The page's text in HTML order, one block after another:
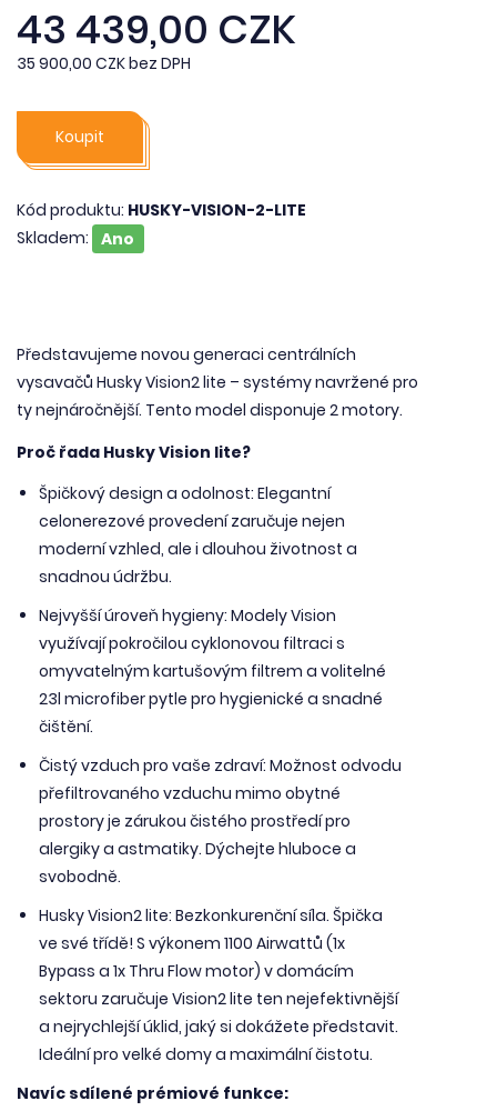
43 439,00 CZK
35 900,00 CZK bez DPH
Koupit
Kód produktu: HUSKY-VISION-2-LITE
Skladem:
Ano
Představujeme novou generaci centrálních
vysavačů Husky Vision2 lite – systémy navržené pro
ty nejnáročnější. Tento model disponuje 2 motory.
Proč řada Husky Vision lite?
Špičkový design a odolnost: Elegantní
celonerezové provedení zaručuje nejen
moderní vzhled, ale i dlouhou životnost a
snadnou údržbu.
Nejvyšší úroveň hygieny: Modely Vision
využívají pokročilou cyklonovou filtraci s
omyvatelným kartušovým filtrem a volitelné
23l microfiber pytle pro hygienické a snadné
čištění.
Čistý vzduch pro vaše zdraví: Možnost odvodu
přefiltrovaného vzduchu mimo obytné
prostory je zárukou čistého prostředí pro
alergiky a astmatiky. Dýchejte hluboce a
svobodně.
Husky Vision2 lite: Bezkonkurenční síla. Špička
ve své třídě! S výkonem 1100 Airwattů (1x
Bypass a 1x Thru Flow motor) v domácím
sektoru zaručuje Vision2 lite ten nejefektivnější
a nejrychlejší úklid, jaký si dokážete představit.
Ideální pro velké domy a maximální čistotu.
Navíc sdílené prémiové funkce: